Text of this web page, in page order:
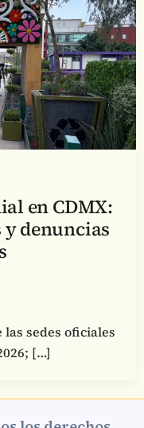
en CDMX:
denuncias
las sedes oficiales
[…]